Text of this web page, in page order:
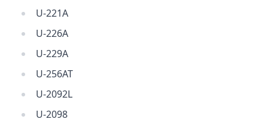
U-221A
U-226A
U-229A
U-256AT
U-2092L
U-2098